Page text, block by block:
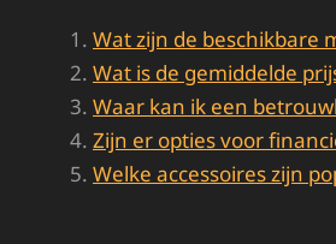
Wat zijn de beschikbare
Wat is de gemiddelde
Waar kan ik een
Zijn er opties voor
Welke accessoires zijn